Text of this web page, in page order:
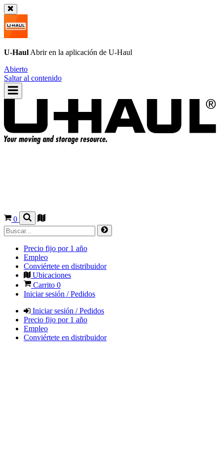
U-Haul Abrir en la aplicación de U-Haul
Abierto
Saltar al contenido
0
Precio fijo por 1 año
Empleo
Conviértete en distribuidor
Ubicaciones
Carrito 0
Iniciar sesión / Pedidos
Iniciar sesión / Pedidos
Precio fijo por 1 año
Empleo
Conviértete en distribuidor